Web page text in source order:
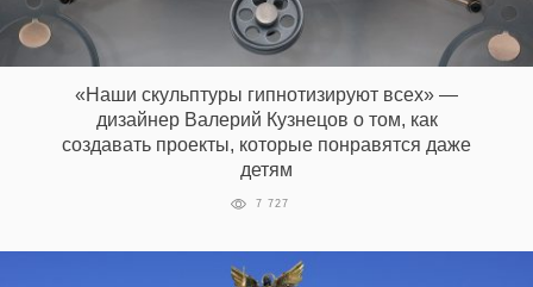
«Наши скульптуры гипнотизируют всех» —
дизайнер Валерий Кузнецов о том, как
создавать проекты, которые понравятся даже
детям
7 727